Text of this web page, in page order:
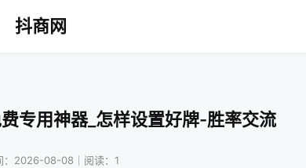
抖商网
专用神器_怎样设置好牌-胜率交流
：2026-08-08｜阅读：1